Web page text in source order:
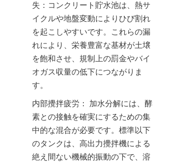
失：コンクリート貯水池は、熱サ
イクルや地盤変動によりひび割れ
を起こしやすいです。これらの漏
れにより、栄養豊富な基材が土壌
を飽和させ、規制上の罰金やバイ
オガス収量の低下につながりま
す。
内部攪拌疲労： 加水分解には、酵
素との接触を確実にするための集
中的な混合が必要です。標準以下
のタンクは、高出力攪拌機による
絶え間ない機械的振動の下で、溶